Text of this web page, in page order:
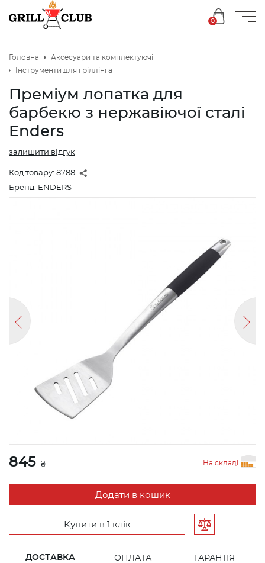
0
Головна
Аксесуари та комплектуючі
Iнструменти для гріллінга
Преміум лопатка для
барбекю з нержавіючої сталі
Enders
Код товару: 8788
залишити відгук
Бренд: ENDERS
845 ₴ На складі
Додати в кошик
Купити в 1 клік
ДОСТАВКА ОПЛАТА ГАРАНТІЯ